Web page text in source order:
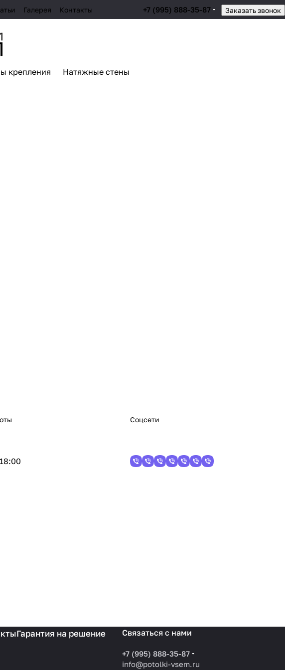
Галерея Контакты +7 (995) 888-35-87 Заказать звонок
крепления Натяжные стены
Соцсети
Гарантия на решение Связаться с нами
+7 (995) 888-35-87
info@potolki-vsem.ru